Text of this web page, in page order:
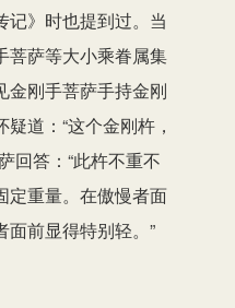
记》时也提到过。当
菩萨等大小乘眷属集
金刚手菩萨手持金刚
道：“这个金刚杵，
回答：“此杵不重不
定重量。在傲慢者面
前显得特别轻。”